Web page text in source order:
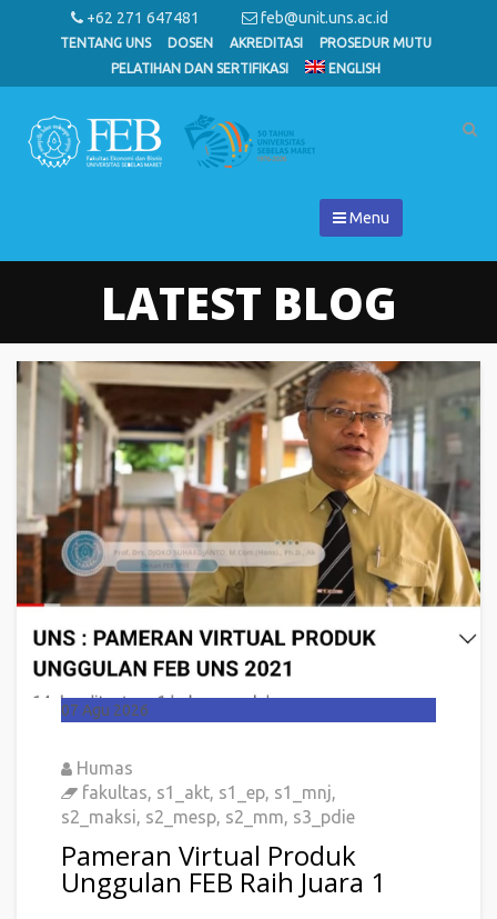
+62 271 647481 feb@unit.uns.ac.id
TENTANG UNS DOSEN AKREDITASI
PROSEDUR MUTU
PELATIHAN DAN SERTIFIKASI
ENGLISH
Menu
LATEST BLOG
07 Agu 2026
Humas
fakultas, s1_akt, s1_ep, s1_mnj,
s2_maksi, s2_mesp, s2_mm, s3_pdie
Pameran Virtual Produk
Unggulan FEB Raih Juara 1